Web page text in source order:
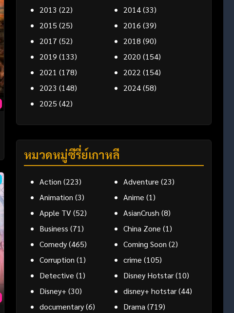
2013 (22) 2014(33)
2015 (25) 2016 (39)
2017 (52) 2018 (90)
2019 (133) 2020 (154)
2021 (178) 2022 (154)
2023 (148) 2024(58)
2025 (42)
หมวดหมู่ซีรี่ย์เกาหลี
Action (223) Adventure (23)
Animation (3) Anime (1)
Apple TV(52) AsianCrush (8)
Business (71) China Zone (1)
Comedy(465) Coming Soon (2)
Corruption (1) crime (105)
Detective (1) Disney Hotstar(10)
Disney+ (30) disney+ hotstar(44)
documentary(6) Drama(719)